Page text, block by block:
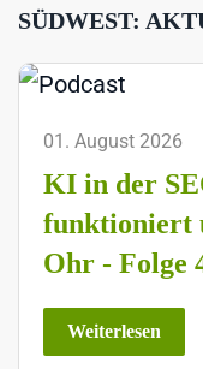
SÜDWEST:
01. August 2026
KI in der
funktioniert
Ohr - Folge
Weiterlesen